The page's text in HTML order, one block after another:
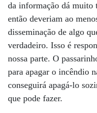
da informação dá muito
então deveriam ao
disseminação de algo
verdadeiro. Isso é
nossa parte. O
para apagar o incêndio
conseguirá apagá-lo
que pode fazer.